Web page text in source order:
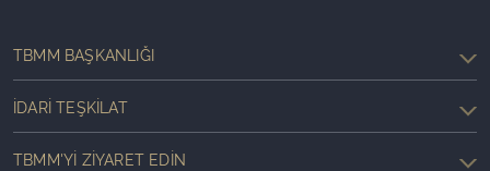
TBMM BAŞKANLIĞI
İDARI TEŞKILAT
TBMM'YI ZIYARET EDIN